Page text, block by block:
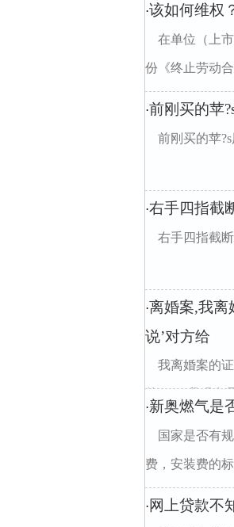
·该如何维权
在单位（上
份《终止劳动
·前刚买的苹
前刚买的苹
·右手四指截
右手四指截
·离婚案,我离
说’对方给
我离婚案的
的了‘；我现在
·新奥燃气是
国家是否有
费，安装费的
· 网上贷款不